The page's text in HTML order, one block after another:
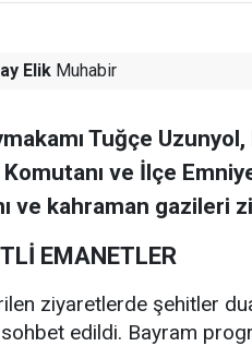
Elik Muhabir
Tuğçe Uzunyol,
ve İlçe
ve kahraman gazileri
EMANETLER
ziyaretlerde şehitler
edildi. Bayram